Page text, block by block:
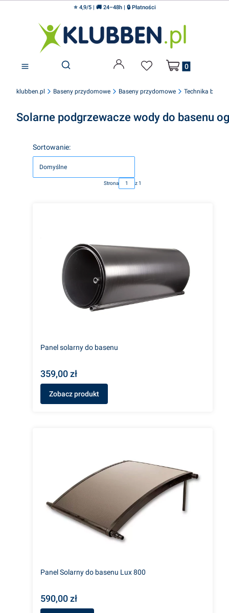
⭐ 4,9/5 | 🚚 24–48h | 🔒 Płatności
Otwórz wyszukiwarkę
Produkty w
klubben.pl Baseny przydomowe Baseny przydomowe Technika
Solarne podgrzewacze wody do basenu
Lista produktów
Sortowanie:
Domyślne
Strona z 1
Panel solarny do basenu
359,00 zł
Zobacz produkt
Panel Solarny do basenu Lux 800
590,00 zł